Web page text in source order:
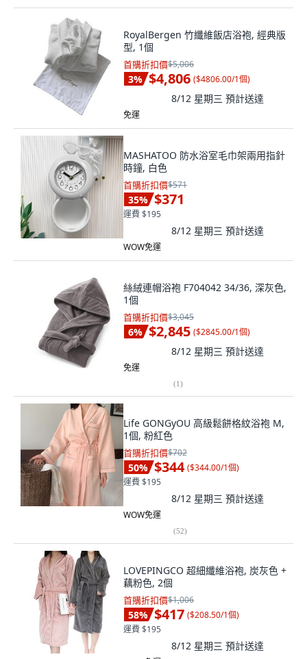
RoyalBergen 竹纖維飯店浴袍, 經典版
型, 1個
首購折扣價$5,006
3% $4,806 ($4806.00/1個)
8/12 星期三 預計送達
免運
MASHATOO 防水浴室毛巾架兩用指針
時鐘, 白色
首購折扣價$571
35% $371
運費 $195
8/12 星期三 預計送達
WOW免運
絲絨連帽浴袍 F704042 34/36, 深灰色,
1個
首購折扣價$3,045
6% $2,845 ($2845.00/1個)
8/12 星期三 預計送達
免運
(1)
Life GONGyOU 高級鬆餅格紋浴袍 M,
1個, 粉紅色
首購折扣價$702
50% $344 ($344.00/1個)
運費 $195
8/12 星期三 預計送達
WOW免運
(52)
LOVEPINGCO 超細纖維浴袍, 炭灰色 +
藕粉色, 2個
首購折扣價$1,006
58% $417 ($208.50/1個)
運費 $195
8/12 星期三 預計送達